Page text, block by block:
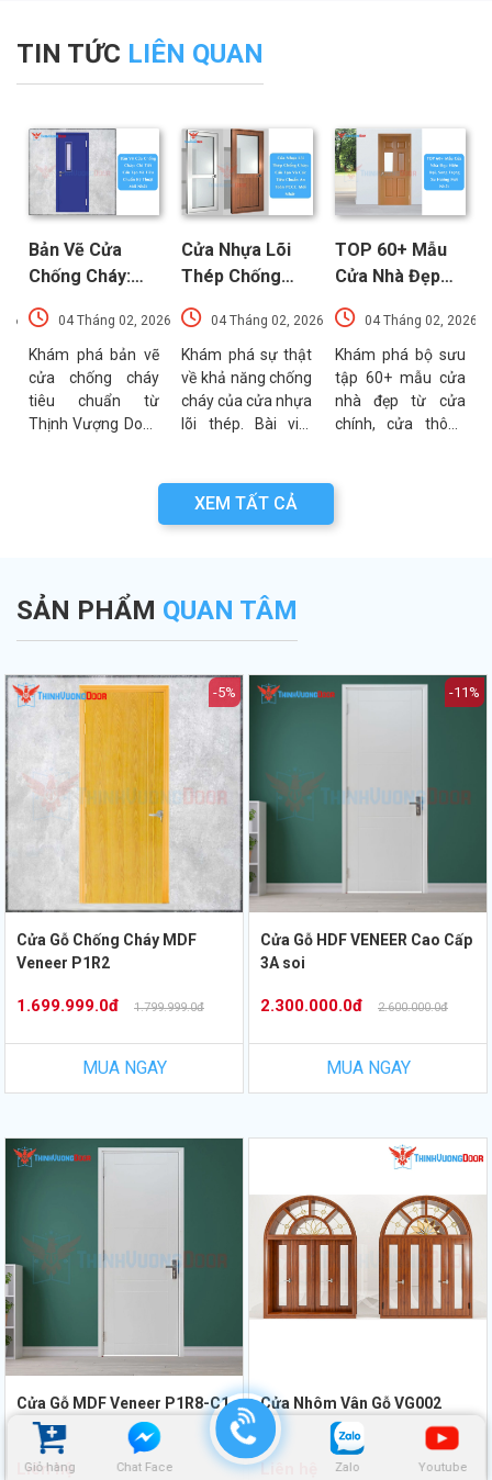
Giỏ hàng Chat Face Zalo Youtube
TIN TỨC LIÊN QUAN
Bản Vẽ Cửa
Chống Cháy:
Chi Tiết Cấu
Tạo Và Tiêu
Chuẩn Kỹ Thuật
Mới Nhất
04 Tháng 02, 2026
Khám phá bản vẽ
cửa chống cháy
tiêu chuẩn từ
Thịnh Vượng Door.
sơ đồ cấu tạo và
các lưu ý quan
Cửa Nhựa Lõi
Thép Chống
Cháy: Cấu Tạo
Và Các Tiêu
Chuẩn An Toàn
PCCC Mới Nhất
04 Tháng 02, 2026
Khám phá sự thật
về khả năng chống
cháy của cửa nhựa
lõi thép. Bài viết
và các tiêu chuẩn
TOP 60+ Mẫu
Cửa Nhà Đẹp
Hiện Đại, Sang
Trọng Xu
Hướng Mới Nhất
04 Tháng 02, 2026
Khám phá bộ sưu
tập 60+ mẫu cửa
nhà đẹp từ cửa
chính, cửa thông
XEM TẤT CẢ
SẢN PHẨM QUAN TÂM
-5%
Cửa Gỗ Chống Cháy MDF
Veneer P1R2
1.699.999.0đ 1.799.999.0đ
MUA NGAY
-11%
Cửa Gỗ HDF VENEER Cao Cấp
3A soi
2.300.000.0đ 2.600.000.0đ
MUA NGAY
Cửa Gỗ MDF Veneer P1R8-C1
Liên hệ
Cửa Nhôm Vân Gỗ VG002
Liên hệ